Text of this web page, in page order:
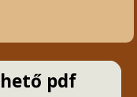
pdf